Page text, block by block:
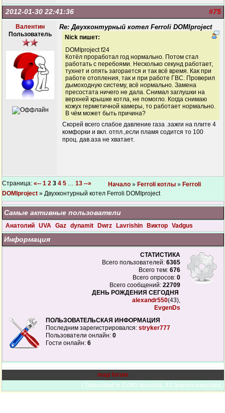
#75
2012-01-30 22:41:36
Валентин
Пользователь
Re: Двухконтурный котел Ferroli DOMIproject
Nick пишет:
DOMIproject f24
Котёл проработал год нормально. Потом стал
работать с перебоями. Несколько секунд работает,
тухнет и опять загорается и так всё время. Как при
работе отопления, так и при работе ГВС. Проверил
дымоходную систему, всё нормально. Замена
пресостата ничего не дала. Снимал заглушки на
верхней крышке котла, не помогло. Когда снимаю
кожух герметичной камеры, то работает нормально.
В чём может быть причина?
Скорей всего слабое давление газа .зажги на плите 4
комфорки и вкл. отпл.,если пламя содится то 100
проц. дав.аза не хватает.
Страница: «-- 1 2 3 4 5 … 13 --» Начало » Ferroli котлы » Ferroli
DOMIproject » Двухконтурный котел Ferroli DOMIproject
Самые активные пользователи
Анатолий UVA Gaz dynamit Dwrz Lavrishin Виктор Vadgus
Информация
СТАТИСТИКА
Всего пользователей: 6365
Всего тем: 676
Всего опросов: 0
Всего сообщений: 22709
ДЕНЬ РОЖДЕНИЯ СЕГОДНЯ
alexandr550(43),
EvgenDs
ПОЛЬЗОВАТЕЛЬСКАЯ ИНФОРМАЦИЯ
Последним зарегистрировался: stryker777
Пользователи онлайн: 0
Гости онлайн: 6
map forum
[ Generated in 0.090 seconds, 43 queries executed ]